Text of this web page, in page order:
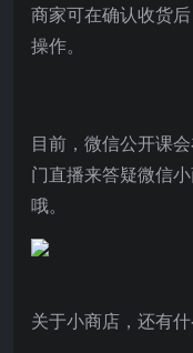
商家可在确认收货
操作。
目前，微信公开课
门直播来答疑微信
哦。
关于小商店，还有什